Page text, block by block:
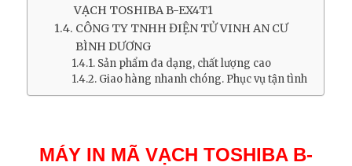
VẠCH TOSHIBA B-EX4T1
CÔNG TY TNHH ĐIỆN TỬ VINH AN CƯ
BÌNH DƯƠNG
Sản phẩm đa dạng, chất lượng cao
Giao hàng nhanh chóng. Phục vụ tận tình
MÁY IN MÃ VẠCH TOSHIBA B-